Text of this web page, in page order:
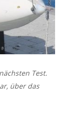
Test.
über das